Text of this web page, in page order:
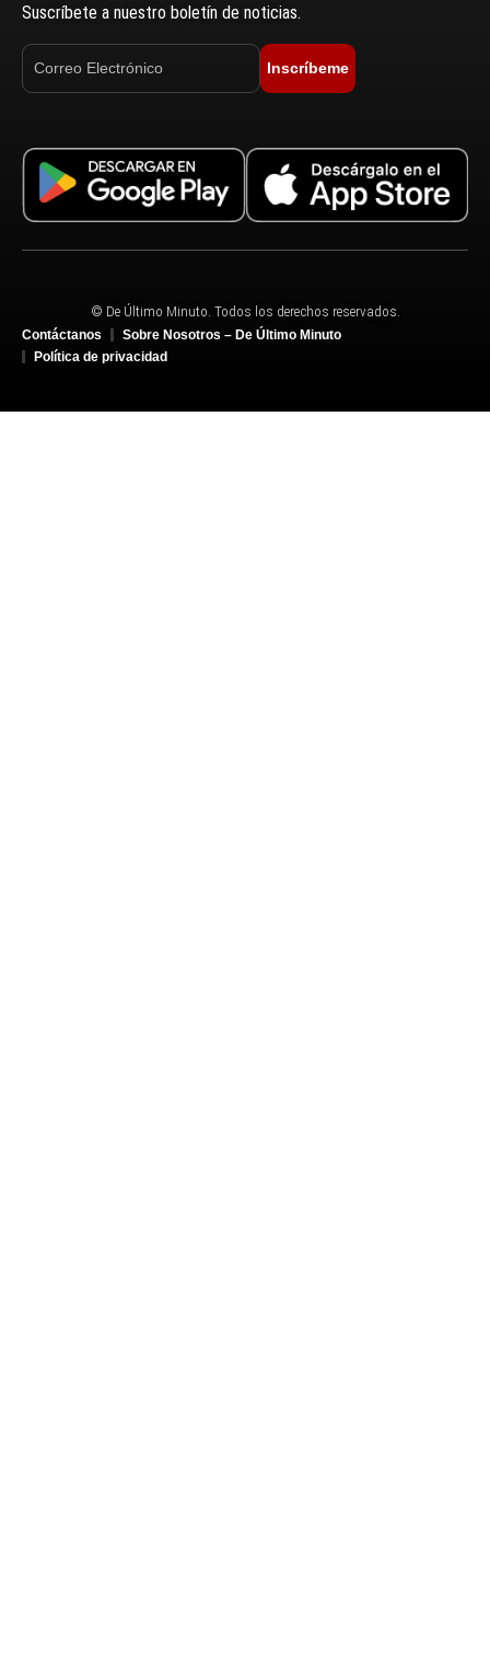
Suscríbete a nuestro boletín de noticias.
Inscríbeme
© De Último Minuto. Todos los derechos reservados.
Contáctanos
Sobre Nosotros – De Último Minuto
Política de privacidad